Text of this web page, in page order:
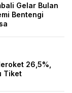
Gelar Bulan
Bentengi
26,5%,
Tiket